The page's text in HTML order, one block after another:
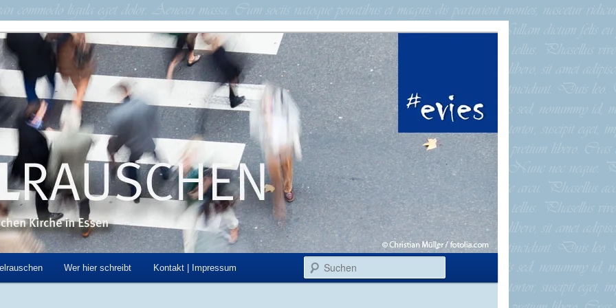
Kirche in Essen
Wer hier schreibt Kontakt | Impressum